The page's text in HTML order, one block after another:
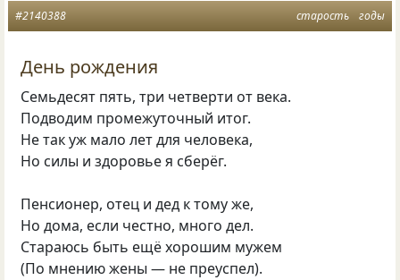
старость годы
#2140388
День рождения
Семьдесят пять, три четверти от века.
Подводим промежуточный итог.
Не так уж мало лет для человека,
Но силы и здоровье я сберёг.
Пенсионер, отец и дед к тому же,
Но дома, если честно, много дел.
Стараюсь быть ещё хорошим мужем
(По мнению жены — не преуспел).